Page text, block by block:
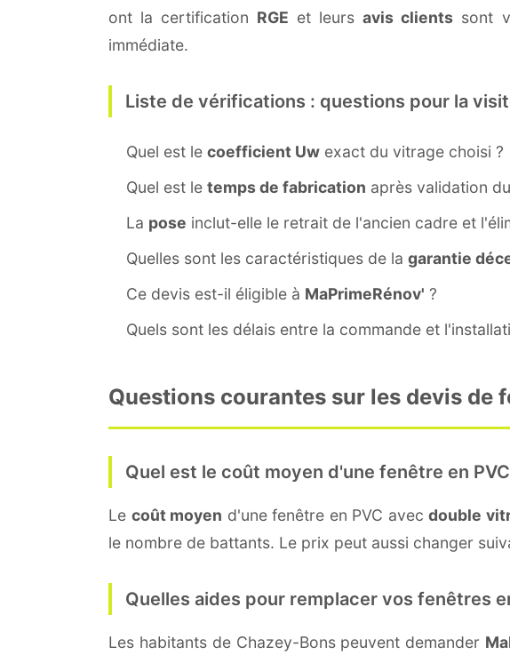
ont la certification RGE et leursavis clients sont
immédiate.
Liste de vérifications : questions pour la
Quel est le coefficient Uw exact du vitrage choisi ?
Quel est le temps de fabrication après validation
La pose inclut-elle le retrait de l'ancien cadre et
Quelles sont les caractéristiques de la garantie
Ce devis est-il éligible à MaPrimeRénov' ?
Quels sont les délais entre la commande et
Questions courantes sur les devis de
Quel est le coût moyen d'une fenêtre en
Le coût moyen d'une fenêtre en PVC avecdouble
le nombre de battants. Le prix peut aussi changer
Quelles aides pour remplacer vos fenêtres
Les habitants de Chazey-Bons peuvent demander